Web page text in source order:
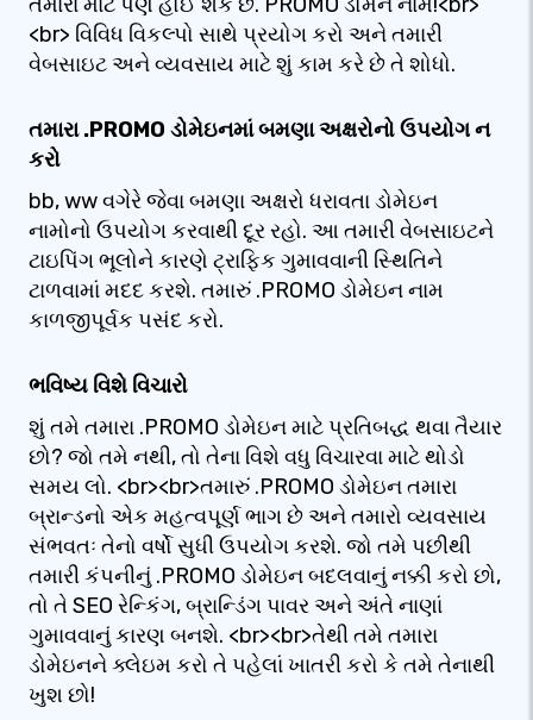
<br> વિવિધ વિકલ્પો સાથે પ્રયોગ કરો અને તમારી
વેબસાઇટ અને વ્યવસાય માટે શું કામ કરે છે તે શોધો.
તમારા .PROMO ડોમેઇનમાં બમણા અક્ષરોનો ઉપયોગ ન
કરો
bb, ww વગેરે જેવા બમણા અક્ષરો ધરાવતા ડોમેઇન
નામોનો ઉપયોગ કરવાથી દૂર રહો. આ તમારી વેબસાઇટને
ટાઇપિંગ ભૂલોને કારણે ટ્રાફિક ગુમાવવાની સ્થિતિને
ટાળવામાં મદદ કરશે. તમારું .PROMO ડોમેઇન નામ
કાળજીપૂર્વક પસંદ કરો.
ભવિષ્ય વિશે વિચારો
શું તમે તમારા .PROMO ડોમેઇન માટે પ્રતિબદ્ધ થવા તૈયાર
છો? જો તમે નથી, તો તેના વિશે વધુ વિચારવા માટે થોડો
સમય લો. <br><br>તમારું .PROMO ડોમેઇન તમારા
બ્રાન્ડનો એક મહત્વપૂર્ણ ભાગ છે અને તમારો વ્યવસાય
સંભવતઃ તેનો વર્ષો સુધી ઉપયોગ કરશે. જો તમે પછીથી
તમારી કંપનીનું .PROMO ડોમેઇન બદલવાનું નક્કી કરો છો,
તો તે SEO રેન્કિંગ, બ્રાન્ડિંગ પાવર અને અંતે નાણાં
ગુમાવવાનું કારણ બનશે. <br><br>તેથી તમે તમારા
ડોમેઇનને ક્લેઇમ કરો તે પહેલાં ખાતરી કરો કે તમે તેનાથી
ખુશ છો!